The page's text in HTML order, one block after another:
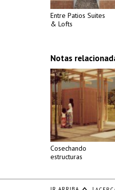
Entre Patios Suites
& Lofts
Notas
Cosechando
estructuras